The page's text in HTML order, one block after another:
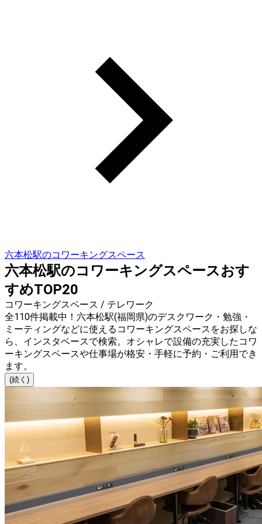
六本松駅のコワーキングスペース
六本松駅のコワーキングスペースおす
すめTOP20
コワーキングスペース / テレワーク
全110件掲載中！六本松駅(福岡県)のデスクワーク・勉強・
ミーティングなどに使えるコワーキングスペースをお探しな
ら、インスタベースで検索。オシャレで設備の充実したコワ
ーキングスペースや仕事場が格安・手軽に予約・ご利用でき
ます。
(続く)